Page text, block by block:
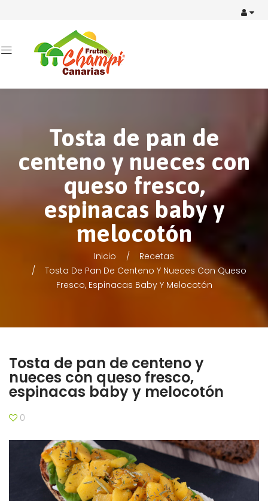
Tosta de pan de
centeno y nueces con
queso fresco,
espinacas baby y
melocotón
Inicio
Recetas
Tosta De Pan De Centeno Y Nueces Con Queso
Fresco, Espinacas Baby Y Melocotón
Tosta de pan de centeno y
nueces con queso fresco,
espinacas baby y melocotón
0